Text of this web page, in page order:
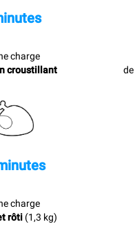
charge
croustillant
de
charge
rôti (1,3 kg)